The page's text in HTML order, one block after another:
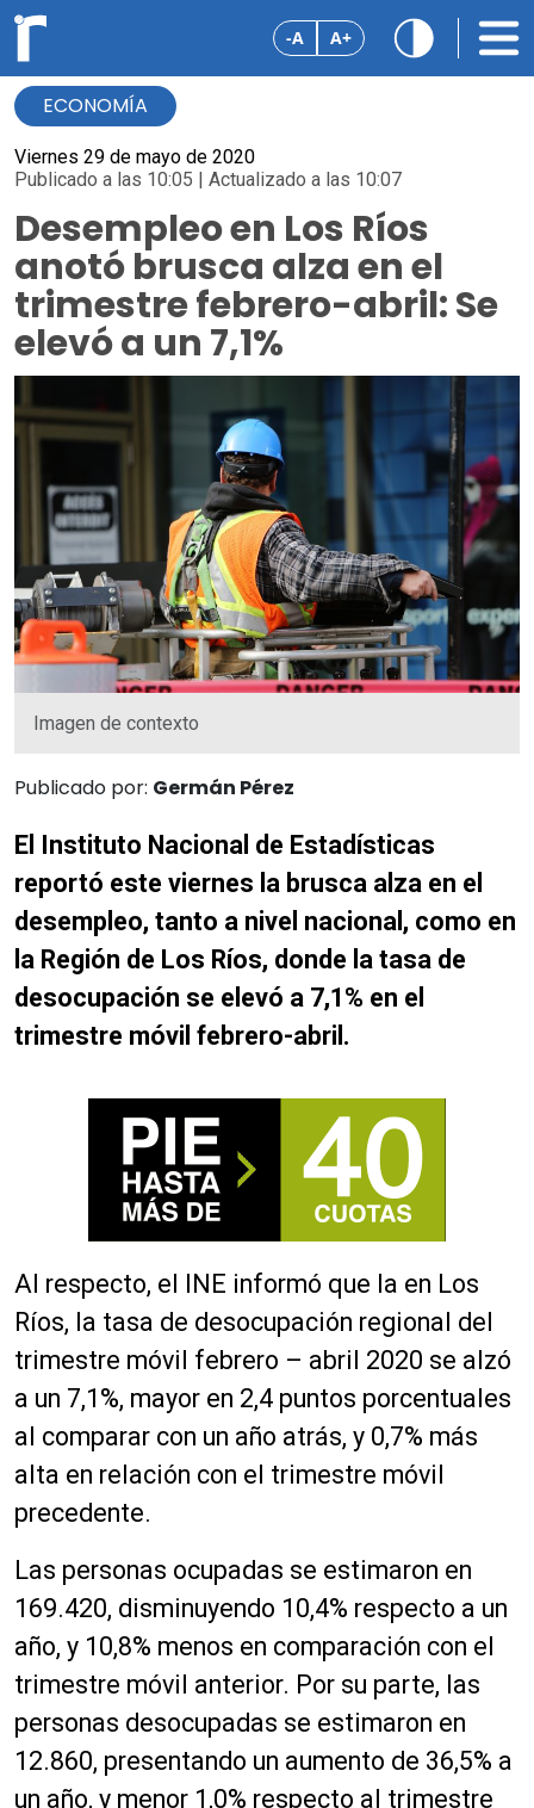
-A A+
ECONOMÍA
Viernes 29 de mayo de 2020
Publicado a las 10:05 | Actualizado a las 10:07
Desempleo en Los Ríos
anotó brusca alza en el
trimestre febrero-abril: Se
elevó a un 7,1%
Imagen de contexto
Publicado por: Germán Pérez
El Instituto Nacional de Estadísticas
reportó este viernes la brusca alza en el
desempleo, tanto a nivel nacional, como en
la Región de Los Ríos, donde la tasa de
desocupación se elevó a 7,1% en el
trimestre móvil febrero-abril.
Al respecto, el INE informó que la en Los
Ríos, la tasa de desocupación regional del
trimestre móvil febrero – abril 2020 se alzó
a un 7,1%, mayor en 2,4 puntos porcentuales
al comparar con un año atrás, y 0,7% más
alta en relación con el trimestre móvil
precedente.
Las personas ocupadas se estimaron en
169.420, disminuyendo 10,4% respecto a un
año, y 10,8% menos en comparación con el
trimestre móvil anterior. Por su parte, las
personas desocupadas se estimaron en
12.860, presentando un aumento de 36,5% a
un año, y menor 1,0% respecto al trimestre